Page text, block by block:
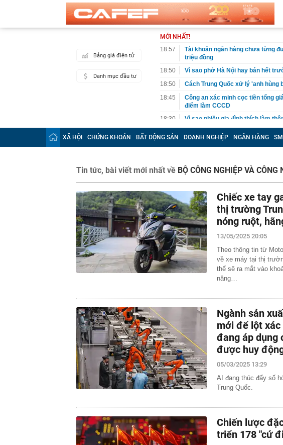
Bảng giá điện tử
Danh mục đầu tư
MỚI NHẤT!
18:57
Tài khoản ngân hàng chưa từng
triệu đồng
18:50
Vì sao phở Hà Nội hay bán hết
18:50
Cách Trung Quốc xử lý 'anh hùng
18:45
Công an xác minh cọc tiền tổng
điểm làm CCCD
18:30
Vì sao nhiều gia đình thích làm
18:22
15 "chiêu" siêu thị khiến bạn mua
18:14
Lý do nhiều người thích trồng
18:10
Mẫu điện thoại Samsung "ít được
với người Việt lúc này
gia đình
17:59
XSMN 7/8 - Kết quả xổ số miền
17:57
Phát hiện viêm gan B rồi bỏ điều
phải lọc máu, vợ con cũng nhiễm
17:52
9 loại rau giàu omega-3 bậc nhất
17:48
45 tuổi tôi mới nhận ra: Càng tiết
người trung niên trả giá
Lãi suất tăng cao, doanh nghiệp
17:26
Tuyên án chung thân thầy bói Phan
17:22
Nên làm gì trong tiết Lập thu 2026?
17:15
4 thói quen nấu cơm cần bỏ ngay
17:12
Các chủ shop gặp khó khăn gì khi
tử?
17:03
TPHCM chuẩn bị khởi công nhiều
XÃ HỘI CHỨNG KHOÁN BẤT ĐỘNG SẢN DOANH NGHIỆP NGÂN HÀNG
Tin tức, bài viết mới nhất về BỘ CÔNG NGHIỆP VÀ
Chiếc xe tay
thị trường
nóng ruột,
13/05/2025 20:05
Theo thông tin từ
về xe máy tại thị
thể sẽ ra mắt vào
nâng…
Ngành sản
mới để lột xác
đang áp dụng
được huy
05/03/2025 13:29
AI đang thúc đẩy số
Trung Quốc.
Chiến lược
triển 178 "cứ